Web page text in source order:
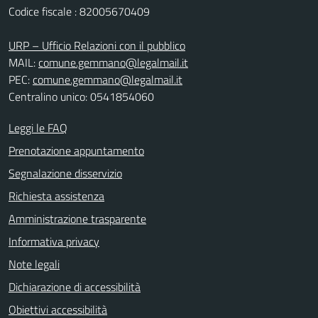
Codice fiscale : 82005670409
URP – Ufficio Relazioni con il pubblico
MAIL:comune.gemmano@legalmail.it
PEC:comune.gemmano@legalmail.it
Centralino unico: 0541854060
Leggi le FAQ
Prenotazione appuntamento
Segnalazione disservizio
Richiesta assistenza
Amministrazione trasparente
Informativa privacy
Note legali
Dichiarazione di accessibilità
Obiettivi accessibilità